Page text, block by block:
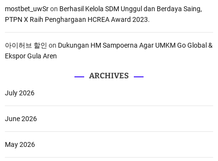
mostbet_uwSron Berhasil Kelola SDM Unggul dan Berdaya Saing,
PTPN X Raih Penghargaan HCREA Award 2023.
아이허브 할인 on Dukungan HM Sampoerna Agar UMKM Go Global &
Ekspor Gula Aren
ARCHIVES
July 2026
June 2026
May 2026